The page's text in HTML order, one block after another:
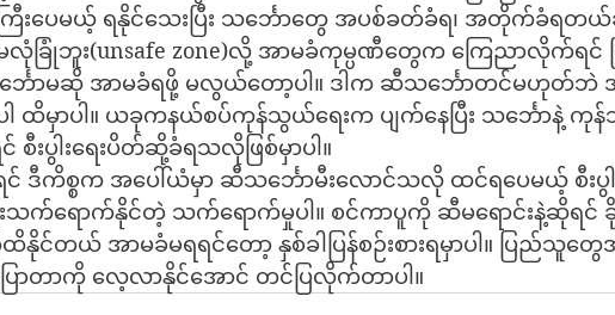
ြီးပေမယ့် ရနိုင်သေးပြီး သင်္ဘောတွေ အပစ်ခတ်ခံရ၊ အတိုက်ခံရတယ်
လုံခြုံဘူး(unsafe zone)လို့ အာမခံကုမ္ပဏီတွေက ကြေညာလိုက်ရင်
ာမဆို အာမခံရဖို့ မလွယ်တော့ပါ။ ဒါက ဆီသင်္ဘောတင်မဟုတ်ဘဲ အ
ထိမှာပါ။ ယခုကနယ်စပ်ကုန်သွယ်ရေးက ပျက်နေပြီး သင်္ဘောနဲ့ ကု
စီးပွါးရေးပိတ်ဆို့ခံရသလိုဖြစ်မှာပါ။
င် ဒီကိစ္စက အပေါ်ယံမှာ ဆီသင်္ဘောမီးလောင်သလို ထင်ရပေမယ့် စီးပွါ
ရောက်နိုင်တဲ့ သက်ရောက်မှုပါ။ စင်ကာပူကို ဆီမရောင်းနဲ့ဆိုရင် ခိုး
င်တယ် အာမခံမရရင်တော့ နှစ်ခါပြန်စဉ်းစားရမှာပါ။ ပြည်သူတွေ
ာတာကို လေ့လာနိုင်အောင် တင်ပြလိုက်တာပါ။